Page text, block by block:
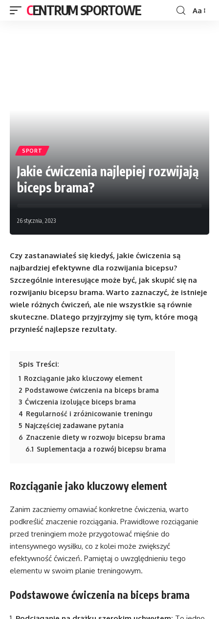
CENTRUM SPORTOWE Aa
SPORT
Jakie ćwiczenia najlepiej rozwijają
biceps brama?
26 stycznia, 2023
Czy zastanawiałeś się kiedyś, jakie ćwiczenia są
najbardziej efektywne dla rozwijania bicepsu?
Szczególnie interesujące może być, jak skupić się na
rozwijaniu bicepsu brama. Warto zaznaczyć, że istnieje
wiele różnych ćwiczeń, ale nie wszystkie są równie
skuteczne. Dlatego przyjrzyjmy się tym, które mogą
przynieść najlepsze rezultaty.
Spis Treści:
1 Rozciąganie jako kluczowy element
2 Podstawowe ćwiczenia na biceps brama
3 Ćwiczenia izolujące biceps brama
4 Regularność i zróżnicowanie treningu
5 Najczęściej zadawane pytania
6 Znaczenie diety w rozwoju bicepsu brama
6.1 Suplementacja a rozwój bicepsu brama
Rozciąganie jako kluczowy element
Zanim zaczniemy omawiać konkretne ćwiczenia, warto
podkreślić znaczenie rozciągania. Prawidłowe rozciąganie
przed treningiem może przygotować mięśnie do
intensywnego wysiłku, co z kolei może zwiększyć
efektywność ćwiczeń. Pamiętaj o uwzględnieniu tego
elementu w swoim planie treningowym.
Podstawowe ćwiczenia na biceps brama